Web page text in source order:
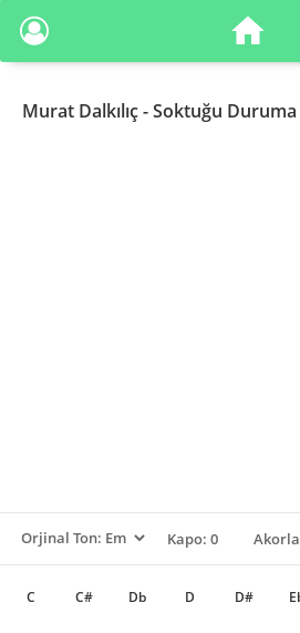
Murat Dalkılıç- Soktuğu
Kapo: 0
C C# Db D D#